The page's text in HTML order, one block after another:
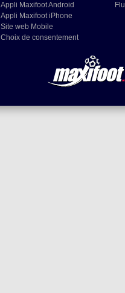
Appli Maxifoot Android
Appli Maxifoot iPhone
Site web Mobile
Choix de consentement